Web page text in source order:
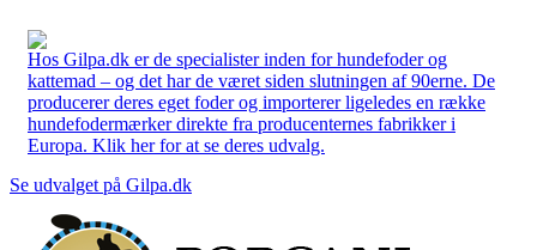
Hos Gilpa.dk er de specialister inden for hundefoder og
kattemad – og det har de været siden slutningen af 90erne. De
producerer deres eget foder og importerer ligeledes en række
hundefodermærker direkte fra producenternes fabrikker i
Europa. Klik her for at se deres udvalg.
Se udvalget på Gilpa.dk